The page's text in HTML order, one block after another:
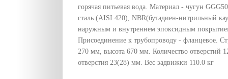
горячая питьевая вода. Материал - чугун
сталь (AISI 420), NBR(бутадиен-нитрильный
наружным и внутреннем эпоксидным
Присоединение к трубопроводу - фланцевое.
270 мм, высота 670 мм. Количество отверстий
отверстия 23(28) мм. Вес задвижки 110.0 кг